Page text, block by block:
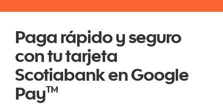
Paga rápido y seguro
con tu tarjeta
Scotiabank en Google
PayTM